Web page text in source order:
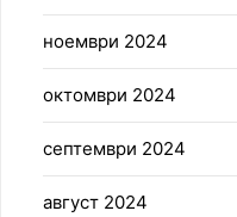
ноември 2024
октомври 2024
септември 2024
август 2024